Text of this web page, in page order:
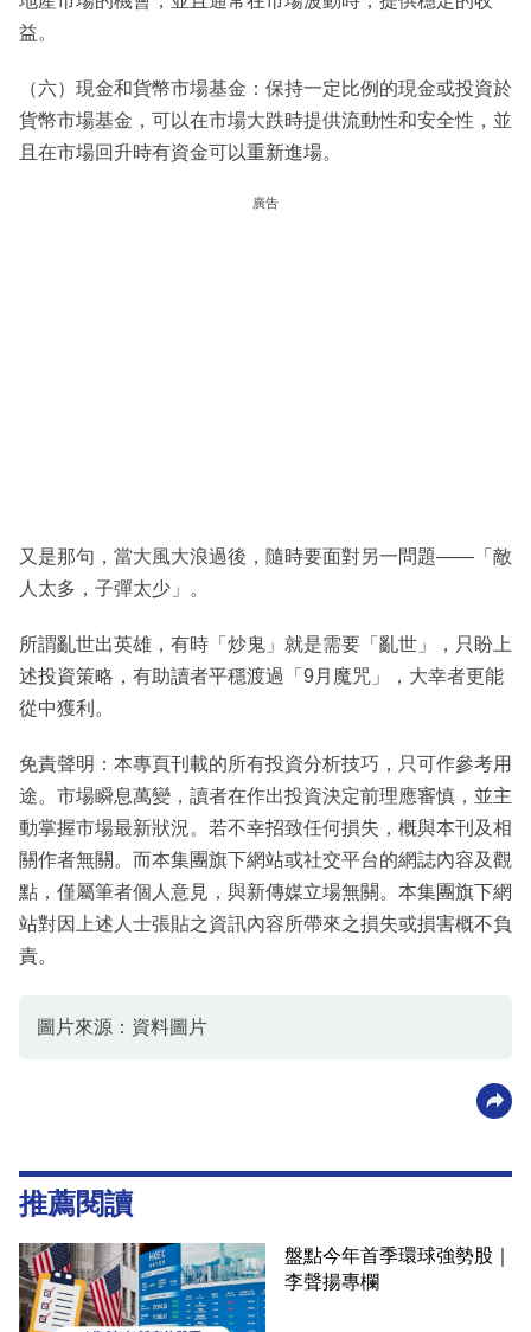
益。
（六）現金和貨幣市場基金：保持一定比例的現金或投資於
貨幣市場基金，可以在市場大跌時提供流動性和安全性，並
且在市場回升時有資金可以重新進場。
廣告
又是那句，當大風大浪過後，隨時要面對另一問題——「敵
人太多，子彈太少」。
所謂亂世出英雄，有時「炒鬼」就是需要「亂世」，只盼上
述投資策略，有助讀者平穩渡過「9月魔咒」，大幸者更能
從中獲利。
免責聲明：本專頁刊載的所有投資分析技巧，只可作參考用
途。市場瞬息萬變，讀者在作出投資決定前理應審慎，並主
動掌握市場最新狀況。若不幸招致任何損失，概與本刊及相
關作者無關。而本集團旗下網站或社交平台的網誌內容及觀
點，僅屬筆者個人意見，與新傳媒立場無關。本集團旗下網
站對因上述人士張貼之資訊內容所帶來之損失或損害概不負
責。
圖片來源：資料圖片
推薦閱讀
盤點今年首季環球強勢股｜
李聲揚專欄